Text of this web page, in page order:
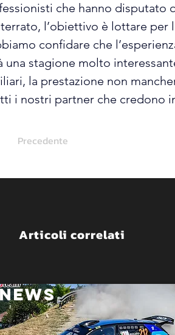
che hanno disputato
l’obiettivo è lottare per
confidare che
una stagione molto
la prestazione non
i nostri partner che credono
Precedente
Articoli correlati
NEWS